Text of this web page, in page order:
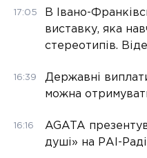
17:05
В Івано-
виставку, яка
стереотипів.
16:39
Державні
можна
16:16
AGATA
душі» на РАІ-